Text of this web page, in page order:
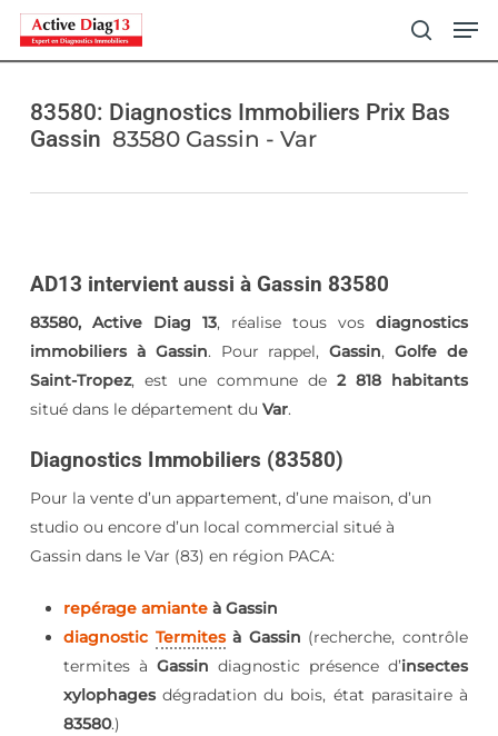
Skip
content83580: Diagnostics Immobiliers Prix Bas
Gassin 83580 Gassin - Var
AD13 intervient aussi à Gassin 83580
83580, Active Diag 13, réalise tous vosdiagnostics
immobiliers à Gassin. Pour rappel,Gassin,Golfe de
Saint-Tropez, est une commune de2 818 habitants
situé dans le département du Var.
Diagnostics Immobiliers (83580)
Pour la vente d’un appartement, d’une maison, d’un
studio ou encore d’un local commercial situé à
Gassin dans le Var (83) en région PACA:
repérage amianteà Gassin
diagnostic Termitesà Gassin (recherche, contrôle
termites à Gassin diagnostic présence d’insectes
xylophagesdégradation du bois, état parasitaire à
83580.)